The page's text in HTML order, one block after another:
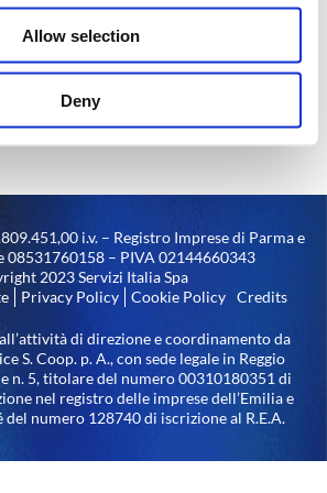
Allow selection
Deny
i.v. – Registro Imprese di Parma e
08531760158 – PIVA 02144660343
2023 Servizi Italia Spa
Privacy Policy Cookie Policy Credits
di direzione e coordinamento da
S. Coop. p. A., con sede legale in Reggio
n. 5, titolare del numero 00310180351 di
nel registro delle imprese dell’Emilia e
del numero 128740 di iscrizione al R.E.A.